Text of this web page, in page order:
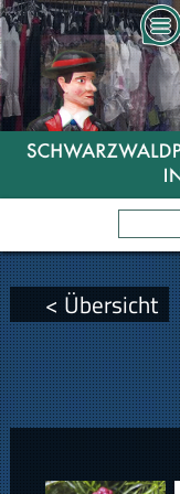
< Übersicht